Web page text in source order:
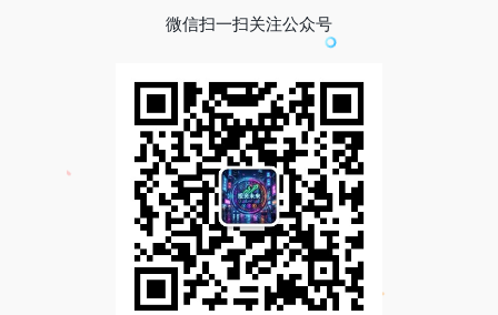
微信扫一扫关注公众号